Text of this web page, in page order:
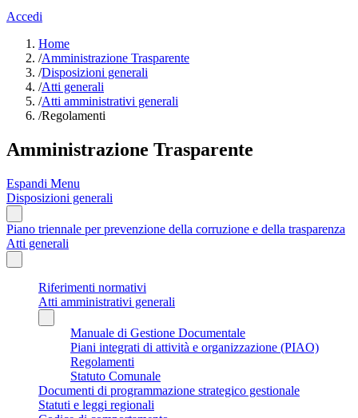
Accedi
Home
/Amministrazione Trasparente
/Disposizioni generali
/Atti generali
/Atti amministrativi generali
/Regolamenti
Amministrazione Trasparente
Espandi Menu
Disposizioni generali
Piano triennale per prevenzione della corruzione e della trasparenza
Atti generali
Riferimenti normativi
Atti amministrativi generali
Manuale di Gestione Documentale
Piani integrati di attività e organizzazione (PIAO)
Regolamenti
Statuto Comunale
Documenti di programmazione strategico gestionale
Statuti e leggi regionali